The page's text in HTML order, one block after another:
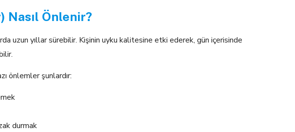
Nasıl Önlenir?
uzun yıllar sürebilir. Kişinin uyku kalitesine etki ederek, gün içerisinde
önlemler şunlardır:
durmak